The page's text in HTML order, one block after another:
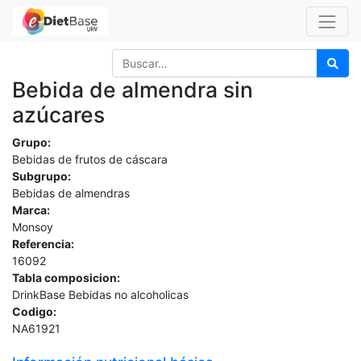
Bebida de almendra sin
azúcares
Grupo:
Bebidas de frutos de cáscara
Subgrupo:
Bebidas de almendras
Marca:
Monsoy
Referencia:
16092
Tabla composicion:
DrinkBase Bebidas no alcoholicas
Codigo:
NA61921